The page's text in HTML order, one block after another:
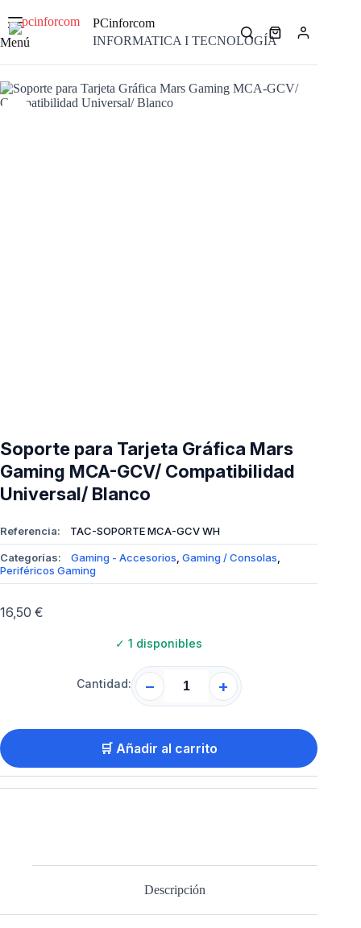
contenido
Menú
PCinforcom
INFORMATICA I TECNOLOGÍACarro
compra
Soporte para Tarjeta Gráfica Mars
Gaming MCA-GCV/ Compatibilidad
Universal/ Blanco
Referencia: TAC-SOPORTE MCA-GCV WH
Categorías: Gaming - Accesorios, Gaming / Consolas,
Periféricos Gaming
16,50 €
✓ 1 disponibles
Cantidad: − +
🛒 Añadir al carrito
Descripción